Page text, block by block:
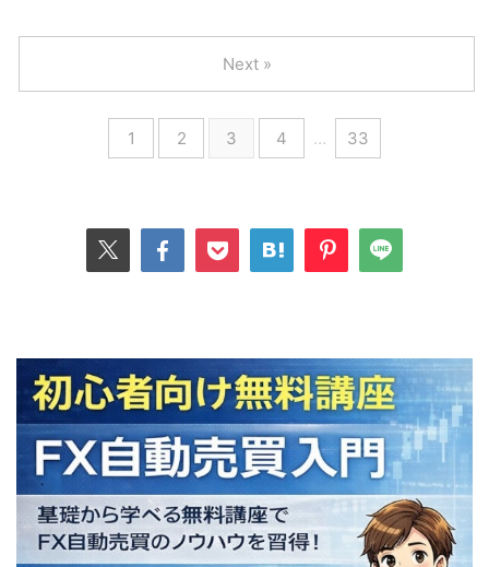
1 2 3 4 … 33
Next »